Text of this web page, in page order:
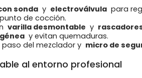
sonda y electroválvula para
de cocción.
varilla desmontable y
y evitan quemaduras.
del mezclador y micro de
al entorno profesional